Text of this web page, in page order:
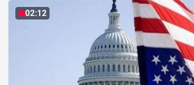
02:12